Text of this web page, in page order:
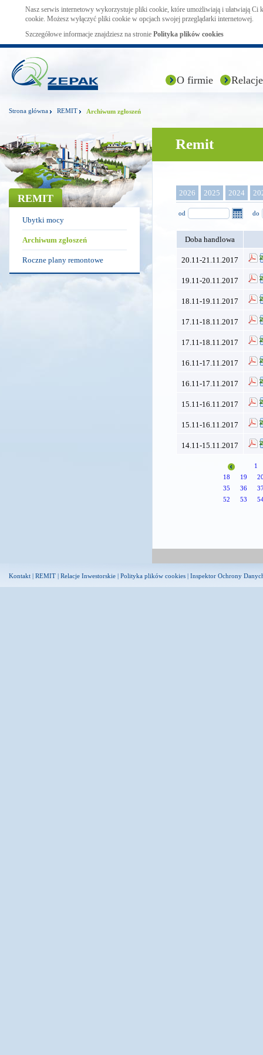
Nasz serwis internetowy wykorzystuje pliki cookie, które umożliwiają i ułatwiają Ci
cookie. Możesz wyłączyć pliki cookie w opcjach swojej przeglądarki internetowej.
Szczegółowe informacje znajdziesz na stronie Polityka plików cookies
O firmie
Strona główna REMIT Archiwum zgłoszeń
REMIT
Ubytki mocy
Archiwum zgłoszeń
Roczne plany remontowe
Remit
2026 2025 2024
od do
Doba handlowa
20.11-21.11.2017
19.11-20.11.2017
18.11-19.11.2017
17.11-18.11.2017
17.11-18.11.2017
16.11-17.11.2017
16.11-17.11.2017
15.11-16.11.2017
15.11-16.11.2017
14.11-15.11.2017
1
18
19
35
36
52
53
Kontakt | REMIT | Relacje Inwestorskie | Polityka plików cookies | Inspektor Ochrony